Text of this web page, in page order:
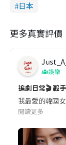
日本
更多真實評價
娛樂
追劇日常🎬 殺
我最愛的韓國
閱讀更多